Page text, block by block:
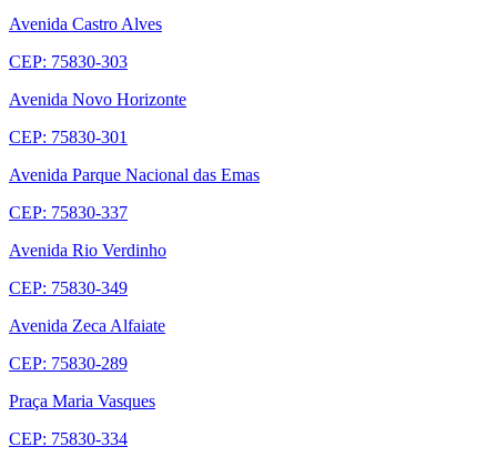
Avenida Castro Alves
CEP: 75830-303
Avenida Novo Horizonte
CEP: 75830-301
Avenida Parque Nacional das Emas
CEP: 75830-337
Avenida Rio Verdinho
CEP: 75830-349
Avenida Zeca Alfaiate
CEP: 75830-289
Praça Maria Vasques
CEP: 75830-334